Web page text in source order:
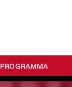
PROGRAMMA